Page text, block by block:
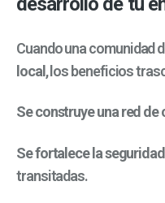
Cuando una comunidad
local , los beneficios
Se construye una red
Se fortalece la seguridad
transitadas.